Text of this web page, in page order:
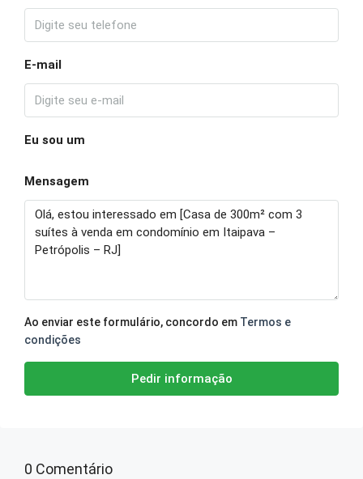
E-mail
Eu sou um
Mensagem
Ao enviar este formulário, concordo em Termos e
condições
Pedir informação
0 Comentário